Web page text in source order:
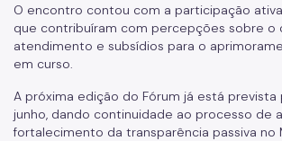
O encontro contou com a participação
que contribuíram com percepções sobre o
atendimento e subsídios para o
em curso.
A próxima edição do Fórum já está prevista
junho, dando continuidade ao processo de
fortalecimento da transparência passiva no